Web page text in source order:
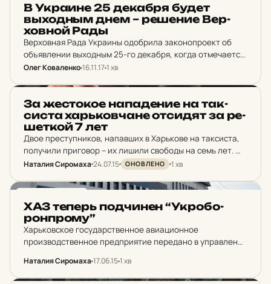
В Ук­ра­и­не 25 де­каб­ря будет
выходным днем – ре­ше­ние Вер­
хов­ной Рады
Верховная Рада Украины одобрила законопроект об
объявлении выходным 25-го декабря, когда отмечается
Рождество Христово у католиков и протестантов.
Олег Коваленко16.11.171 хв
НОВИНИ ХАРКОВА
За жес­то­кое на­па­де­ние на так­
сис­та харь­ков­ча­не от­си­дят за ре­
шет­кой 7 лет
Двое преступников, напавших в Харькове на таксиста,
получили приговор – их лишили свободы на семь лет.
Об этом говорится в решении Червонозаводского
озера двое молодых…
Наталия Сиромаха24.07.15 ОНОВЛЕНО 1 хв
ХАЗ теперь под­чи­нен “Ук­ро­бо­
рон­про­му”
Харьковское государственное авиационное
производственное предприятие передано в управление
Постановление О передаче концерну двух крупных
украинских завода Кабмин подписал 15 июня. Вместе с
Наталия Сиромаха17.06.151 хв